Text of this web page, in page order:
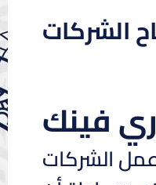
الشركات
فينك
عمل الشركات